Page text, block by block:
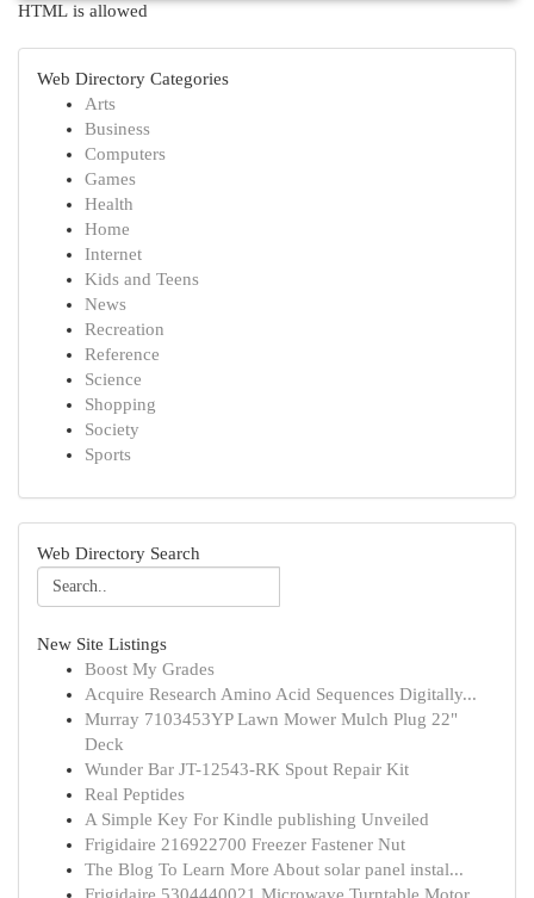
HTML is allowed
Web Directory Categories
Arts
Business
Computers
Games
Health
Home
Internet
Kids and Teens
News
Recreation
Reference
Science
Shopping
Society
Sports
Web Directory Search
New Site Listings
Boost My Grades
Acquire Research Amino Acid Sequences Digitally...
Murray 7103453YP Lawn Mower Mulch Plug 22"
Deck
Wunder Bar JT-12543-RK Spout Repair Kit
Real Peptides
A Simple Key For Kindle publishing Unveiled
Frigidaire 216922700 Freezer Fastener Nut
The Blog To Learn More About solar panel instal...